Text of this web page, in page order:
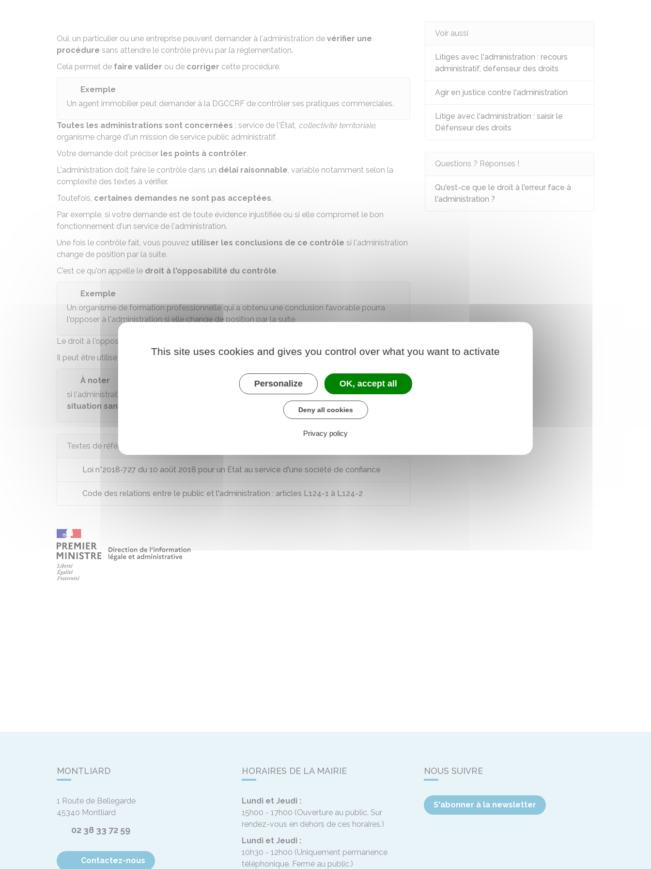
Oui, un particulier ou une entreprise peuvent demander à l'administration de vérifier une
procédure sans attendre le contrôle prévu par la réglementation.
Cela permet de faire valider ou de corriger cette procédure.
Exemple
Un agent immobilier peut demander à la DGCCRF de contrôler ses pratiques commerciales.
Toutes les administrations sont concernées : service de l'État, collectivité territoriale,
organisme chargé d'un mission de service public administratif.
Votre demande doit préciser les points à contrôler.
L'administration doit faire le contrôle dans un délai raisonnable, variable notamment selon la
complexité des textes à vérifier.
Toutefois, certaines demandes ne sont pas acceptées.
Par exemple, si votre demande est de toute évidence injustifiée ou si elle compromet le bon
fonctionnement d'un service de l'administration.
Une fois le contrôle fait, vous pouvez utiliser les conclusions de ce contrôle si l'administration
change de position par la suite.
C'est ce qu'on appelle le droit à l'opposabilité du contrôle.
Exemple
Un organisme de formation professionnelle qui a obtenu une conclusion favorable pourra
l'opposer à l'administration si elle change de position par la suite.
Le droit à l'opposabilité du contrôle s'applique aux contrôles commencés depuis le
Il peut être utilisé à condition de respecter les droits des autres personnes.
À noter
si l'administration constate une erreur lors du contrôle, vous pouvezrégulariser votre
situation sans être sanctionné
droit à l'erreur
Textes de référence
Loi n°2018-727 du 10 août 2018 pour un État au service d'une société de confiance
Code des relations entre le public et l'administration : articles L124-1 à L124-2
Voir aussi
Litiges avec l'administration : recours
administratif, défenseur des droits
Agir en justice contre l'administration
Litige avec l'administration : saisir le
Défenseur des droits
Questions ? Réponses !
Qu'est-ce que le droit à l'erreur face à
l'administration ?
MONTLIARD
1 Route de Bellegarde
45340 Montliard
02 38 33 72 59
Contactez-nous
HORAIRES DE LA MAIRIE
Lundi et Jeudi :
15h00 - 17h00 (Ouverture au public. Sur
rendez-vous en dehors de ces horaires.)
Lundi et Jeudi :
10h30 - 12h00 (Uniquement permanence
téléphonique. Fermé au public.)
NOUS SUIVRE
S'abonner à la newsletter
This site uses cookies and gives you control over what you want to activate
Personalize OK, accept all
Deny all cookies
Privacy policy